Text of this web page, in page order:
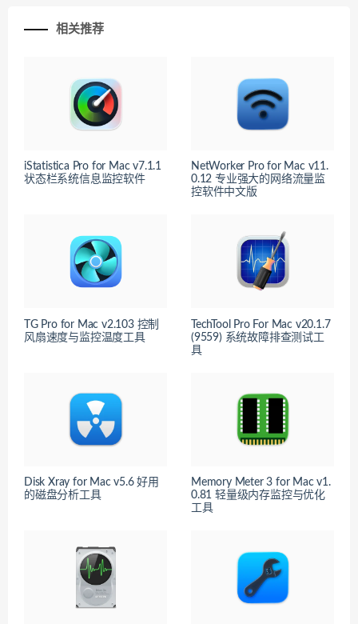
相关推荐
iStatistica Pro for Mac v7.1.1
状态栏系统信息监控软件
NetWorker Pro for Mac v11.
0.12 专业强大的网络流量监
控软件中文版
TG Pro for Mac v2.103 控制
风扇速度与监控温度工具
TechTool Pro For Mac v20.1.7
(9559) 系统故障排查测试工
具
Disk Xray for Mac v5.6 好用
的磁盘分析工具
Memory Meter 3 for Mac v1.
0.81 轻量级内存监控与优化
工具